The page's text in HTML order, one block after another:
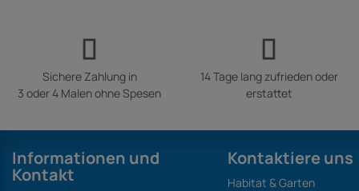
Sichere Zahlung in
3 oder 4 Malen ohne Spesen
14 Tage lang zufrieden oder
erstattet
Informationen und
Kontakt
Kontaktiere uns
Habitat & Garten